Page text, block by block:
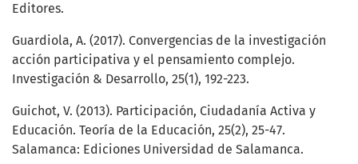
Editores.
Guardiola, A. (2017). Convergencias de la investigación
acción participativa y el pensamiento complejo.
Investigación & Desarrollo, 25(1), 192-223.
Guichot, V. (2013). Participación, Ciudadanía Activa y
Educación. Teoría de la Educación, 25(2), 25-47.
Salamanca: Ediciones Universidad de Salamanca.